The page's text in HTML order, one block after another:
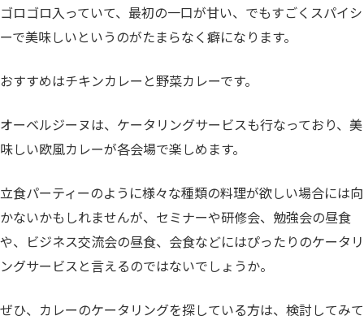
ゴロゴロ入っていて、最初の一口が甘い、でもすごくスパイシ
ーで美味しいというのがたまらなく癖になります。
おすすめはチキンカレーと野菜カレーです。
オーベルジーヌは、ケータリングサービスも行なっており、美
味しい欧風カレーが各会場で楽しめます。
立食パーティーのように様々な種類の料理が欲しい場合には向
かないかもしれませんが、セミナーや研修会、勉強会の昼食
や、ビジネス交流会の昼食、会食などにはぴったりのケータリ
ングサービスと言えるのではないでしょうか。
ぜひ、カレーのケータリングを探している方は、検討してみて